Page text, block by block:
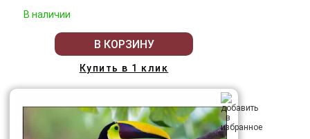
В наличии
В КОРЗИНУ
Купить в 1 клик